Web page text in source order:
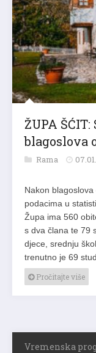
ŽUPA
blagoslova
Rama
Nakon
podacima u
Župa ima 560
s dva člana te 79
djece, srednju
trenutno je 69
Pročitajte više
Vremenska